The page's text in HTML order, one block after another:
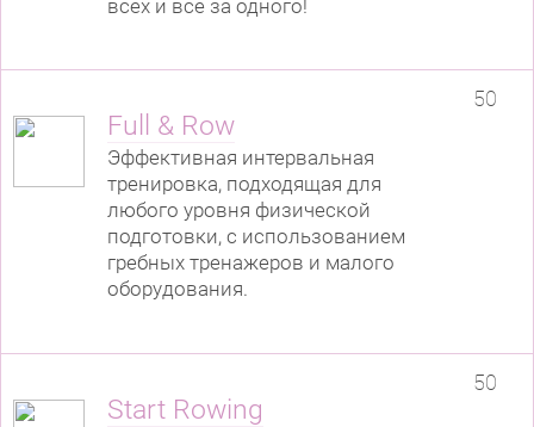
всех и все за одного!
Full & Row
Эффективная интервальная
тренировка, подходящая для
любого уровня физической
подготовки, с использованием
гребных тренажеров и малого
оборудования.
50
Start Rowing
50